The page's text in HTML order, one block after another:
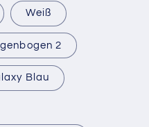
Weiß
2
Blau